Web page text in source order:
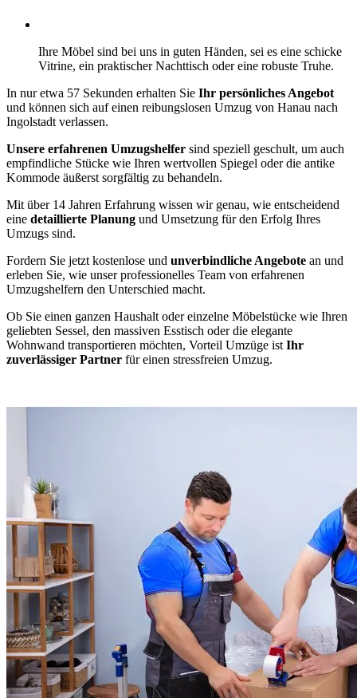
Ihre Möbel sind bei uns in guten Händen, sei es eine schicke
Vitrine, ein praktischer Nachttisch oder eine robuste Truhe.
In nur etwa 57 Sekunden erhalten Sie Ihr persönliches Angebot
und können sich auf einen reibungslosen Umzug von Hanau nach
Ingolstadt verlassen.
Unsere erfahrenen Umzugshelfer sind speziell geschult, um auch
empfindliche Stücke wie Ihren wertvollen Spiegel oder die antike
Kommode äußerst sorgfältig zu behandeln.
Mit über 14 Jahren Erfahrung wissen wir genau, wie entscheidend
eine detaillierte Planung und Umsetzung für den Erfolg Ihres
Umzugs sind.
Fordern Sie jetzt kostenlose und unverbindliche Angebote an und
erleben Sie, wie unser professionelles Team von erfahrenen
Umzugshelfern den Unterschied macht.
Ob Sie einen ganzen Haushalt oder einzelne Möbelstücke wie Ihren
geliebten Sessel, den massiven Esstisch oder die elegante
Wohnwand transportieren möchten, Vorteil Umzüge ist Ihr
zuverlässiger Partner für einen stressfreien Umzug.